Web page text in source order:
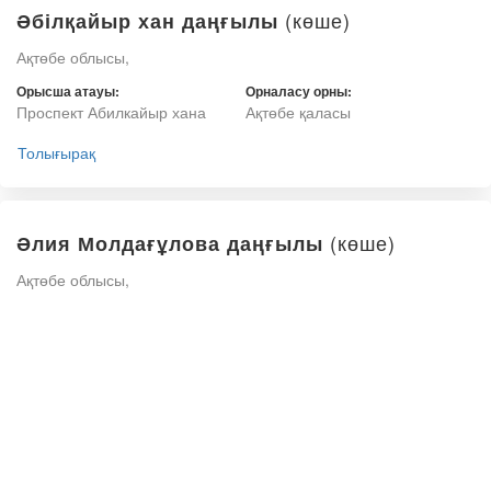
Әбілқайыр хан даңғылы (көше)
Ақтөбе облысы,
Орысша атауы:
Проспект Абилкайыр хана
Орналасу орны:
Ақтөбе қаласы
Толығырақ
Әлия Молдағұлова даңғылы (көше)
Ақтөбе облысы,